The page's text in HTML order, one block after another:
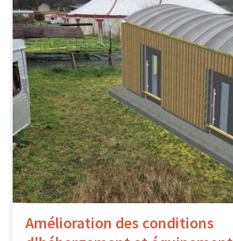
Amélioration des conditions